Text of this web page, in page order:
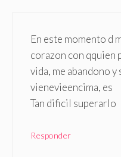
En este momento d
corazon con qquien
vida, me abandono
vienevieencima, es
Tan dificil superarlo
Responder